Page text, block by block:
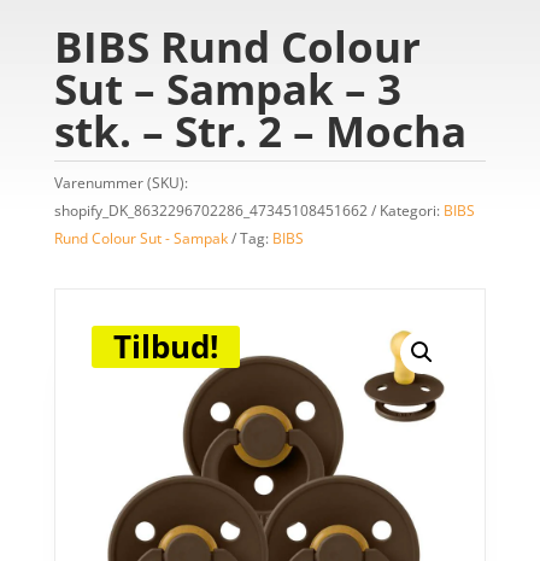
BIBS Rund Colour
Sut – Sampak – 3
stk. – Str. 2 – Mocha
Varenummer (SKU):
shopify_DK_8632296702286_47345108451662
Kategori: BIBS
Rund Colour Sut - Sampak
Tag: BIBS
Tilbud!